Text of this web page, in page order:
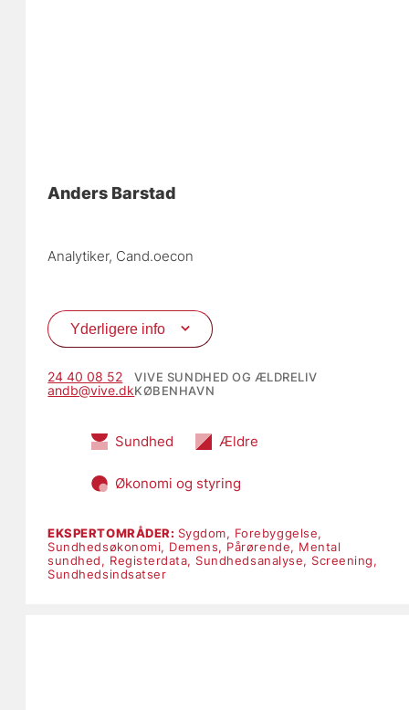
Anders Barstad
Analytiker, Cand.oecon
Yderligere info
24 40 08 52
andb@vive.dk
VIVE SUNDHED OG ÆLDRELIV
KØBENHAVN
Sundhed Ældre
Økonomi og styring
EKSPERTOMRÅDER: Sygdom, Forebyggelse,
Sundhedsøkonomi, Demens, Pårørende, Mental
sundhed, Registerdata, Sundhedsanalyse, Screening,
Sundhedsindsatser